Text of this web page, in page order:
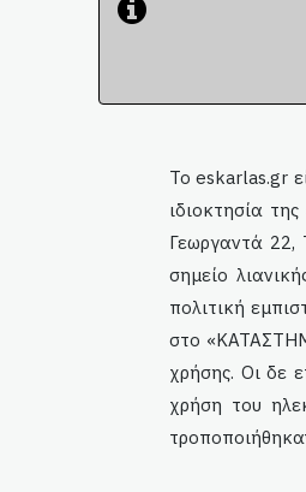
Τοeskarlas.gr
ιδιοκτησία
Γεωργαντά 22,
σημείο
πολιτική
στο
χρήσης. Οι δε
χρήση του